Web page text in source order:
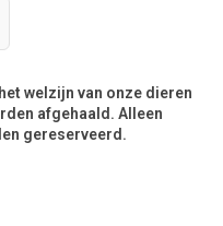
welzijn van onze dieren
afgehaald. Alleen
gereserveerd.